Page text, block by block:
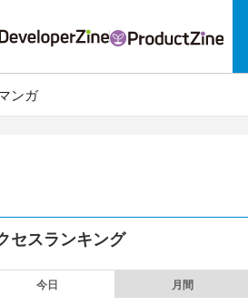
ンガ
セスランキング
今日 月間